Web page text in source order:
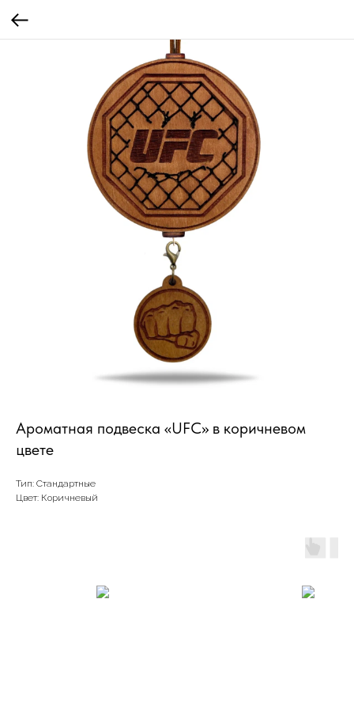
Ароматная подвеска «UFC» в коричневом
цвете
Тип: Стандартные
Цвет: Коричневый